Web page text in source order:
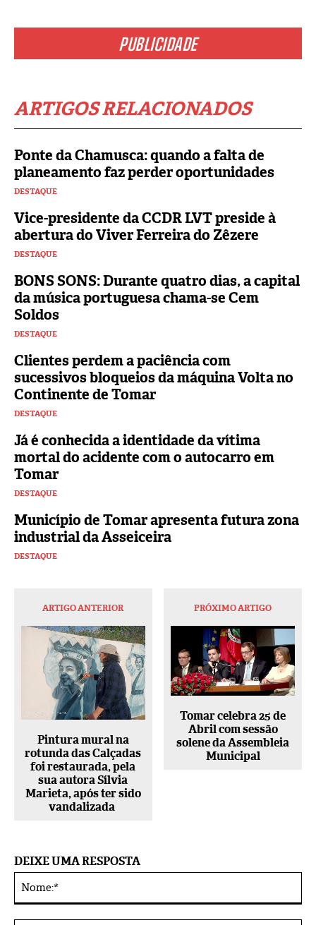
PUBLICIDADE
ARTIGOS RELACIONADOS
Ponte da Chamusca: quando a falta de
planeamento faz perder oportunidades
DESTAQUE
Vice-presidente da CCDR LVT preside à
abertura do Viver Ferreira do Zêzere
DESTAQUE
BONS SONS: Durante quatro dias, a capital
da música portuguesa chama-se Cem
Soldos
DESTAQUE
Clientes perdem a paciência com
sucessivos bloqueios da máquina Volta no
Continente de Tomar
DESTAQUE
Já é conhecida a identidade da vítima
mortal do acidente com o autocarro em
Tomar
DESTAQUE
Município de Tomar apresenta futura zona
industrial da Asseiceira
DESTAQUE
ARTIGO ANTERIOR
Pintura mural na
rotunda das Calçadas
foi restaurada, pela
sua autora Sílvia
Marieta, após ter sido
vandalizada
PRÓXIMO ARTIGO
Tomar celebra 25 de
Abril com sessão
solene da Assembleia
Municipal
DEIXE UMA RESPOSTA